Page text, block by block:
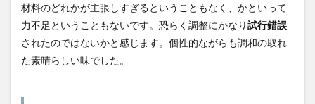
材料のどれかが主張しすぎるということもなく、かといって
力不足ということもないです。恐らく調整にかなり試行錯誤
されたのではないかと感じます。個性的ながらも調和の取れ
た素晴らしい味でした。